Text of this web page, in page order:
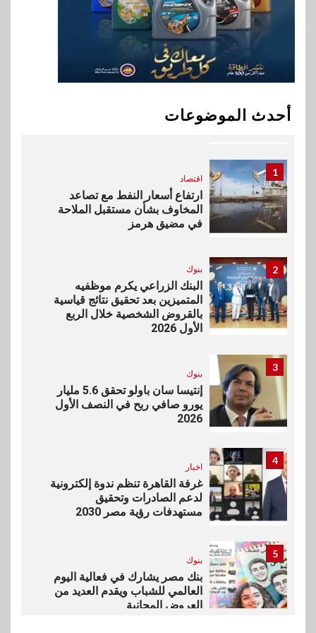
أحدث الموضوعات
خطط نمو «بلد» لتعزيز حضورها
في سوق تحويلات المصريين
بالخارج
بيان توضيحي صادر عن شركة
ناتجاس
1
اقتصاد
ارتفاع أسعار النفط مع تصاعد
المخاوف بشأن مستقبل الملاحة
في مضيق هرمز
2 بنوك
البنك الزراعي يكرم موظفيه
المتميزين بعد تحقيق نتائج قياسية
بالقروض الشخصية خلال الربع
الأول 2026
3
بنوك
إنتيسا سان باولو تحقق 5.6 مليار
يورو صافي ربح في النصف الأول
2026
4
اخبار
غرفة القاهرة تنظم ندوة إلكترونية
لدعم الصادرات وتحقيق
مستهدفات رؤية مصر 2030
5
بنوك
بنك مصر يشارك في فعالية اليوم
العالمي للشباب ويقدم العديد من
العروض المجانية